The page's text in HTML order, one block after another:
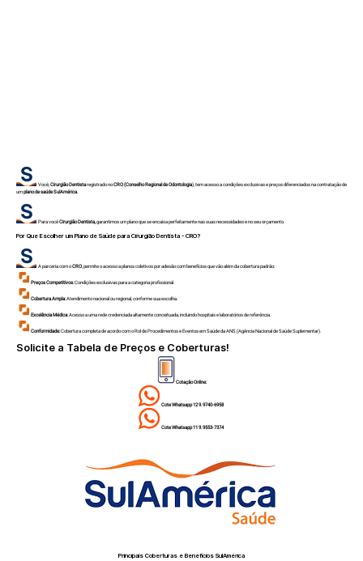
Você, Cirurgião Dentistaregistrado noCRO (Conselho Regional de Odontologia), tem acesso a condições exclusivas e preços diferenciados na contratação de
umplano de saúde SulAmérica.
Para vocêCirurgião Dentista, garantimos um plano que se encaixa perfeitamente nas suas necessidades e no seu orçamento.
Por Que Escolher um Plano de Saúde para Cirurgião Dentista - CRO?
A parceria com oCRO, permite o acesso a planos coletivos por adesão com benefícios que vão além da cobertura padrão:
Preços Competitivos:Condições exclusivas para a categoria profissional.
Cobertura Ampla:Atendimento nacional ou regional, conforme sua escolha.
Excelência Médica:Acesso a uma rede credenciada altamente conceituada, incluindo hospitais e laboratórios de referência.
Conformidade:Cobertura completa de acordo com o Rol de Procedimentos e Eventos em Saúde da ANS (Agência Nacional de Saúde Suplementar).
Solicite a Tabela de Preços e Coberturas!
Cotação Online:
Cote Whatsapp 12 9.9740-6958
Cote Whatsapp 11 9.9553-7374
Principais Coberturas e Benefícios SulAmérica